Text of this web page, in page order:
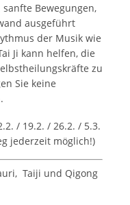
Bewegungen,
ausgeführt
der Musik wie
Ji kann helfen, die
zu
Sie keine
/ 19.2. / 26.2. / 5.3.
jederzeit möglich!)
Taiji und Qigong